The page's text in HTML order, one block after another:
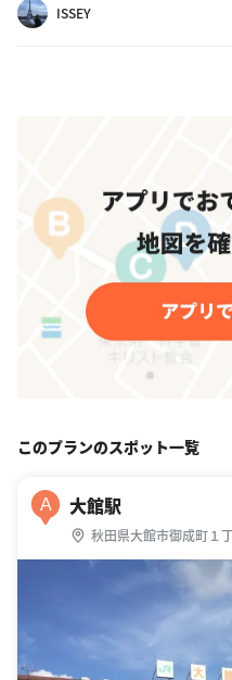
ISSEY
このプランのスポット一覧
A 大館駅
秋田県大館市御成町１